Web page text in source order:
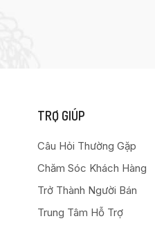
TRỢ GIÚP
Câu Hỏi Thường Gặp
Chăm Sóc Khách Hàng
Trở Thành Người Bán
Trung Tâm Hỗ Trợ